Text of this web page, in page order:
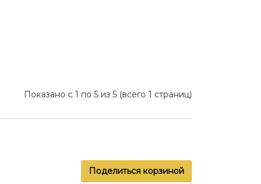
Показано с 1 по 5 из 5 (всего 1 страниц)
Поделиться корзиной